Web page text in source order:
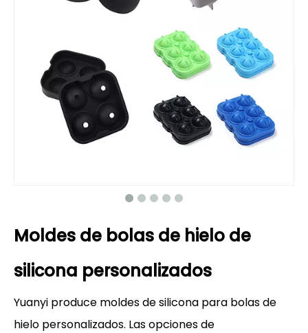
Moldes de bolas de hielo de
silicona personalizados
Yuanyi produce moldes de silicona para bolas de
hielo personalizados. Las opciones de